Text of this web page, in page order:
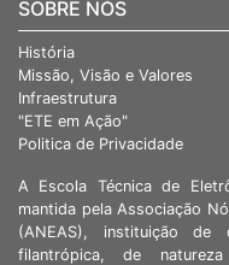
SOBRE NÓS
História
Missão, Visão e Valores
Infraestrutura
"ETE em Ação"
Politica de Privacidade
A Escola Técnica de
mantida pela Associação
(ANEAS), instituição
filantrópica, de